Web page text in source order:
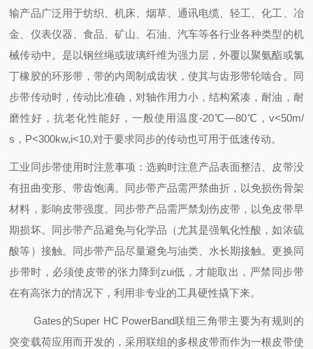
输产品广泛用于纺织、机床、烟草、通讯电缆、轻工、化工、冶
金、仪表仪器、食品、矿山、石油、汽车等各行业各种类型的机
械传动中。是以钢丝绳或玻璃纤维为强力层，外覆以聚氨酯或氯
丁橡胶的环形带，带的内周制成齿状，使其与齿形带轮啮合。同
步带传动时，传动比准确，对轴作用力小，结构紧凑，耐油，耐
磨性好，抗老化性能好，一般使用温度-20℃―80℃，v<50m/
s，P<300kw,i<10,对于要求同步的传动也可用于低速传动。
工业同步带使用时注意事项： 选购时注意产品表面整洁、皮带没
有扭曲变形、带齿饱满。 同步带产品需严禁曲折，以免损伤骨架
材料，影响皮带强度。 同步带产品需严禁划伤皮带，以免皮带早
期损坏。 同步带产品避免与化学品（尤其是强氧化性酸，如浓硫
酸等）接触。 同步带产品尽量避免与油类、水长期接触。 更换同
步带时，必须使皮带的张力降到zui低，才能取出，严禁同步带
在有高张力的情况下，利用非专业的工具硬性撬下来。
Gates的Super HC PowerBand联组三角带主要为有规则的
突变载荷应用而开发的，采用联组的多根皮带而作为一根皮带使